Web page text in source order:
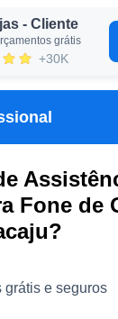
- Cliente
grátis
+30K
Fone de
grátis e seguros